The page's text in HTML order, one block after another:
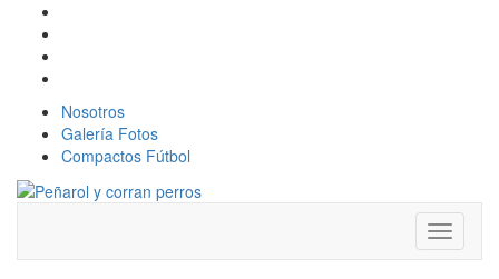
Nosotros
Galería Fotos
Compactos Fútbol
Toggle